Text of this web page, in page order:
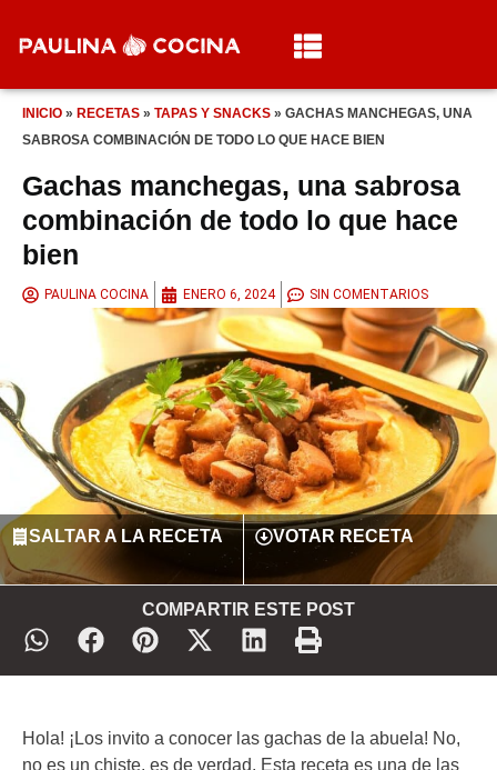
INICIO » RECETAS » TAPAS Y SNACKS » GACHAS MANCHEGAS, UNA
SABROSA COMBINACIÓN DE TODO LO QUE HACE BIEN
Gachas manchegas, una sabrosa
combinación de todo lo que hace
bien
PAULINA COCINA ENERO 6, 2024 SIN COMENTARIOS
SALTAR A LA RECETA VOTAR RECETA
COMPARTIR ESTE POST
Hola! ¡Los invito a conocer las gachas de la abuela! No,
no es un chiste, es de verdad. Esta receta es una de las